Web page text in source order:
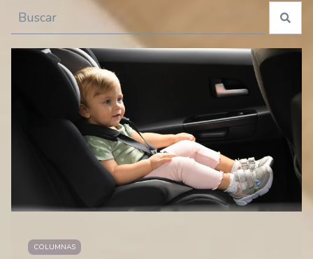
Esto es un campo de búsqueda con una función de texto predictivo.
No hay sugerencias porque el campo de búsqueda está
COLUMNAS